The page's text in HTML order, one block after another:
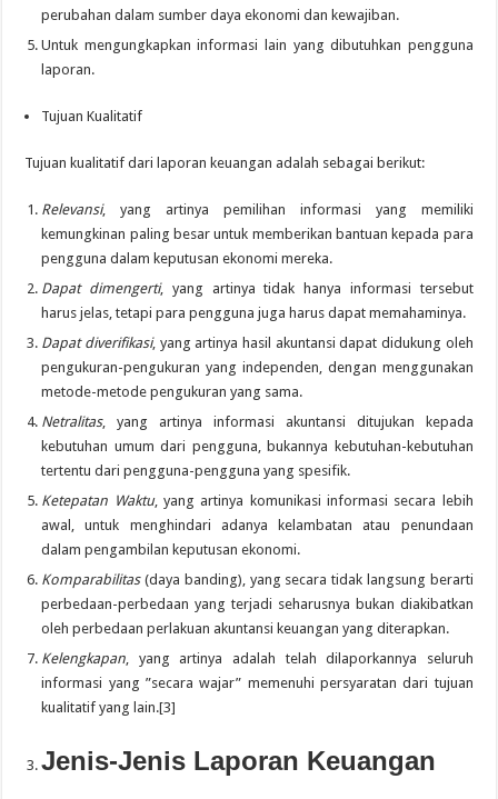
perubahan dalam sumber daya ekonomi dan kewajiban.
Untuk mengungkapkan informasi lain yang dibutuhkan pengguna
laporan.
Tujuan Kualitatif
Tujuan kualitatif dari laporan keuangan adalah sebagai berikut:
Relevansi, yang artinya pemilihan informasi yang memiliki
kemungkinan paling besar untuk memberikan bantuan kepada para
pengguna dalam keputusan ekonomi mereka.
Dapat dimengerti, yang artinya tidak hanya informasi tersebut
harus jelas, tetapi para pengguna juga harus dapat memahaminya.
Dapat diverifikasi, yang artinya hasil akuntansi dapat didukung oleh
pengukuran-pengukuran yang independen, dengan menggunakan
metode-metode pengukuran yang sama.
Netralitas, yang artinya informasi akuntansi ditujukan kepada
kebutuhan umum dari pengguna, bukannya kebutuhan-kebutuhan
tertentu dari pengguna-pengguna yang spesifik.
Ketepatan Waktu, yang artinya komunikasi informasi secara lebih
awal, untuk menghindari adanya kelambatan atau penundaan
dalam pengambilan keputusan ekonomi.
Komparabilitas(daya banding), yang secara tidak langsung berarti
perbedaan-perbedaan yang terjadi seharusnya bukan diakibatkan
oleh perbedaan perlakuan akuntansi keuangan yang diterapkan.
Kelengkapan, yang artinya adalah telah dilaporkannya seluruh
informasi yang ”secara wajar” memenuhi persyaratan dari tujuan
kualitatif yang lain.[3]
Jenis-Jenis Laporan Keuangan